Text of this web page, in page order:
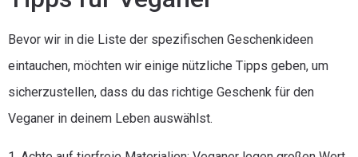
Bevor wir in die Liste der spezifischen Geschenkideen
eintauchen, möchten wir einige nützliche Tipps geben, um
sicherzustellen, dass du das richtige Geschenk für den
Veganer in deinem Leben auswählst.